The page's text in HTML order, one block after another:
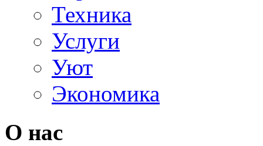
Техника
Услуги
Уют
Экономика
О нас